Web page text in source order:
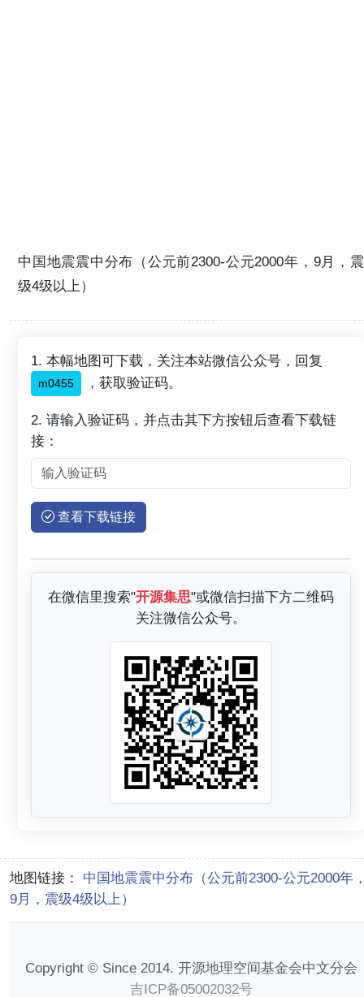
中国地震震中分布（公元前2300-公元2000年，9月，震
级4级以上）
1. 本幅地图可下载，关注本站微信公众号，回复
m0455 ，获取验证码。
2. 请输入验证码，并点击其下方按钮后查看下载链
接：
查看下载链接
在微信里搜索"开源集思"或微信扫描下方二维码
关注微信公众号。
地图链接： 中国地震震中分布（公元前2300-公元2000年
9月，震级4级以上）
Copyright © Since 2014. 开源地理空间基金会中文分会
吉ICP备05002032号